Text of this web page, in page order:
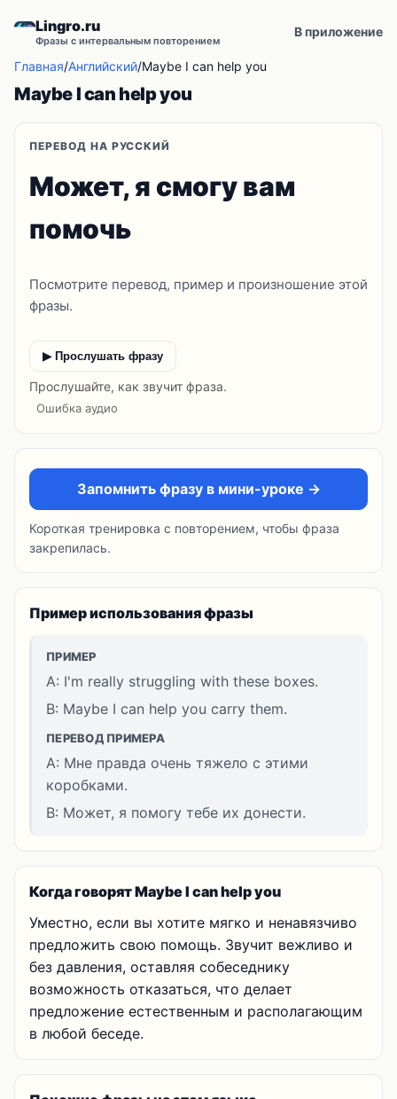
Lingro.ru
Фразы с интервальным повторением
В приложение
Главная/Английский/Maybe I can help you
Maybe I can help you
ПЕРЕВОД НА РУССКИЙ
Может, я смогу вам
помочь
Посмотрите перевод, пример и произношение этой
фразы.
▶ Прослушать фразу
Прослушайте, как звучит фраза.
Ошибка аудио
Запомнить фразу в мини-уроке →
Короткая тренировка с повторением, чтобы фраза
закрепилась.
Пример использования фразы
ПРИМЕР
A: I'm really struggling with these boxes.
B: Maybe I can help you carry them.
ПЕРЕВОД ПРИМЕРА
A: Мне правда очень тяжело с этими
коробками.
B: Может, я помогу тебе их донести.
Когда говорят Maybe I can help you
Уместно, если вы хотите мягко и ненавязчиво
предложить свою помощь. Звучит вежливо и
без давления, оставляя собеседнику
возможность отказаться, что делает
предложение естественным и располагающим
в любой беседе.